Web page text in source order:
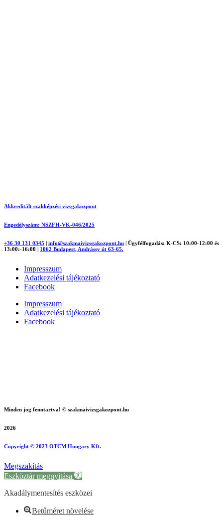
Akkreditált szakképzési vizsgaközpont
Engedélyszám: NSZFH-VK-046/2025
+36 30 131 0345 info@szakmaivizsgakozpont.hu
Ügyfélfogadás: K-CS: 10:00-12:00 és
13:00:-16:00
1062 Budapest, Andrássy út 63-65.
Impresszum
Adatkezelési tájékoztató
Facebook
Impresszum
Adatkezelési tájékoztató
Facebook
Minden jog fenntartva! © szakmaivizsgakozpont.hu
2026
Copyright © 2023 OTCM Hungary Kft.
Megszakítás
Eszköztár megnyitása
Akadálymentesítés eszközei
Betűméret növelése